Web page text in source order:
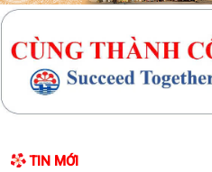
TIN MỚI
Nam thành phố) sơ kết công tác
Triển khai kiểm đếm, xác nhận tài
giải phóng mặt bằng các dự án trọng
CBCCVC...